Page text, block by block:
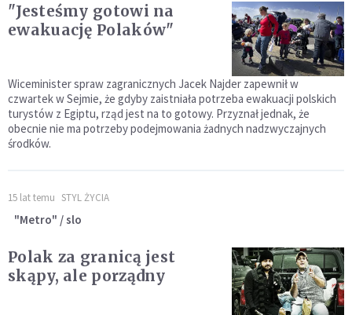
"Jesteśmy gotowi na
ewakuację Polaków"
Wiceminister spraw zagranicznych Jacek Najder zapewnił w
czwartek w Sejmie, że gdyby zaistniała potrzeba ewakuacji polskich
turystów z Egiptu, rząd jest na to gotowy. Przyznał jednak, że
obecnie nie ma potrzeby podejmowania żadnych nadzwyczajnych
środków.
15 lat temu STYL ŻYCIA
"Metro" / slo
Polak za granicą jest
skąpy, ale porządny